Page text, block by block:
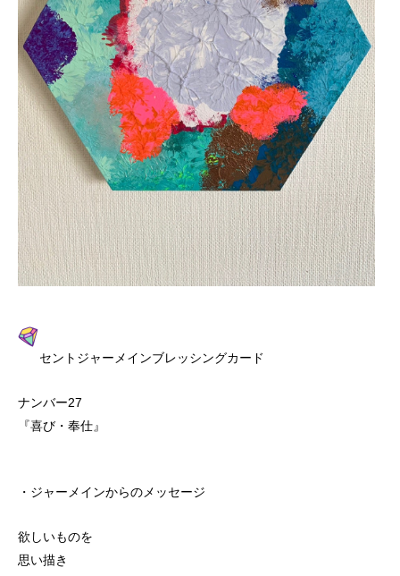
セントジャーメインブレッシングカード
ナンバー27
『喜び・奉仕』
・ジャーメインからのメッセージ
欲しいものを
思い描き